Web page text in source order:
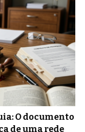
O documento
de uma rede